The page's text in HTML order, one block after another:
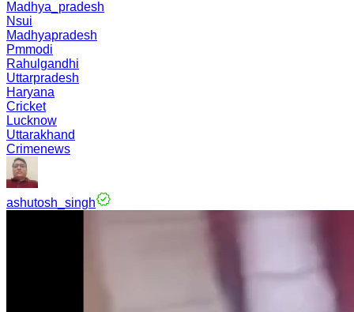
Madhya_pradesh
Nsui
Madhyapradesh
Pmmodi
Rahulgandhi
Uttarpradesh
Haryana
Cricket
Lucknow
Uttarakhand
Crimenews
ashutosh_singh